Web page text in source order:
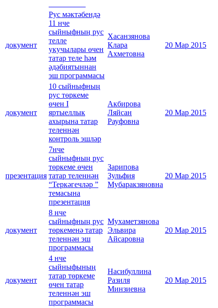
документ
Рус мәктәбендә
11 нче
сыйныфның рус
телле
укучылары өчен
татар теле һәм
әдәбиятыннан
эш программасы
Хасанзянова
Клара
Ахметовна
20 Мар 2015
документ
10 сыйныфның
рус төркеме
өчен I
яртыеллык
ахырына татар
теленнән
контроль эшләр
Акбирова
Ляйсан
Рауфовна
20 Мар 2015
презентация
7нче
сыйныфның рус
төркеме өчен
татар теленнән
“Теркәгечләр ”
темасына
презентация
Зарипова
Зульфия
Мубаракзяновна
20 Мар 2015
документ
8 нче
сыйныфның рус
төркеменә татар
теленнән эш
программасы
Мухаметзянова
Эльвира
Айсаровна
20 Мар 2015
документ
4 нче
сыйныфының
татар төркеме
өчен татар
теленнән эш
программасы
Насибуллина
Разиля
Минзиевна
20 Мар 2015